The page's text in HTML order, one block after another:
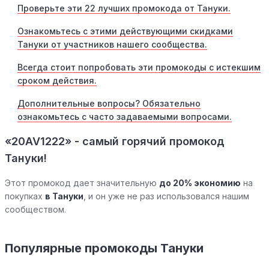
Проверьте эти 22 лучших промокода от Тануки.
Ознакомьтесь с этими действующими скидками
Тануки от участников нашего сообщества.
Всегда стоит попробовать эти промокоды с истекшим
сроком действия.
Дополнительные вопросы? Обязательно
ознакомьтесь с часто задаваемыми вопросами.
«20AV1222» - самый горячий промокод
Тануки!
Этот промокод дает значительную до 20% экономию на
покупках в Тануки , и он уже не раз использовался нашим
сообществом.
Популярные промокоды Тануки